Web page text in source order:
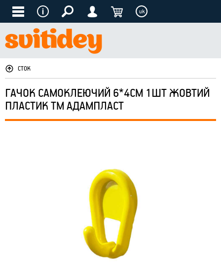
uk
СТОК
ГАЧОК САМОКЛЕЮЧИЙ 6*4СМ 1ШТ ЖОВТИЙ
ПЛАСТИК ТМ АДАМПЛАСТ